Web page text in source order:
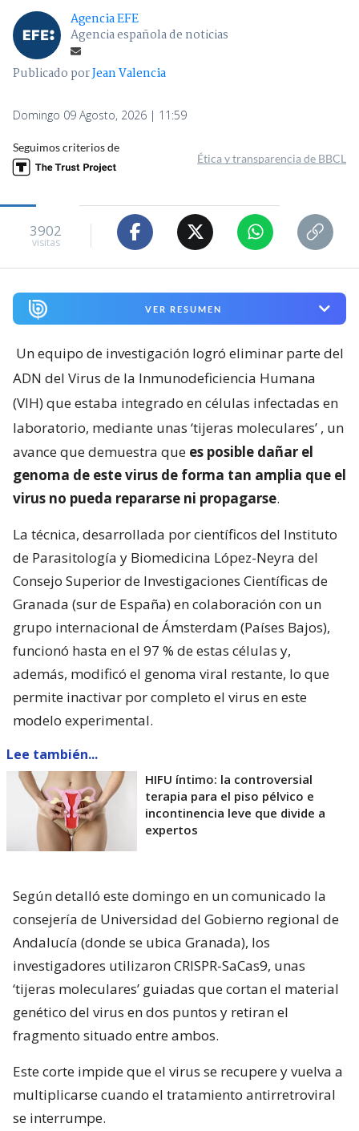
Agencia EFE
Agencia española de noticias
Publicado porJean Valencia
Domingo 09 Agosto, 2026 | 11:59
Seguimos criterios de
Ética y transparencia de BBCL
3902
visitas
VER RESUMEN
Un equipo de investigación logró eliminar parte del
ADN del Virus de la Inmunodeficiencia Humana
(VIH) que estaba integrado en células infectadas en
laboratorio, mediante unas ‘tijeras moleculares’ , un
avance que demuestra que es posible dañar el
genoma de este virus de forma tan amplia que el
virus no pueda repararse ni propagarse.
La técnica, desarrollada por científicos del Instituto
de Parasitología y Biomedicina López-Neyra del
Consejo Superior de Investigaciones Científicas de
Granada (sur de España) en colaboración con un
grupo internacional de Ámsterdam (Países Bajos),
funcionó hasta en el 97 % de estas células y,
además, modificó el genoma viral restante, lo que
permite inactivar por completo el virus en este
modelo experimental.
Lee también...
HIFU íntimo: la controversial
terapia para el piso pélvico e
incontinencia leve que divide a
expertos
Según detalló este domingo en un comunicado la
consejería de Universidad del Gobierno regional de
Andalucía (donde se ubica Granada), los
investigadores utilizaron CRISPR-SaCas9, unas
‘tijeras moleculares’ guiadas que cortan el material
genético del virus en dos puntos y retiran el
fragmento situado entre ambos.
Este corte impide que el virus se recupere y vuelva a
multiplicarse cuando el tratamiento antirretroviral
se interrumpe.